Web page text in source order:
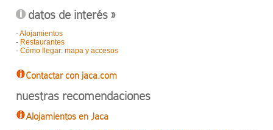
datos de interés »
-Alojamientos
- Restaurantes
- Cómo llegar: mapa y accesos
Contactar con jaca.com
nuestras recomendaciones
Alojamientos en Jaca